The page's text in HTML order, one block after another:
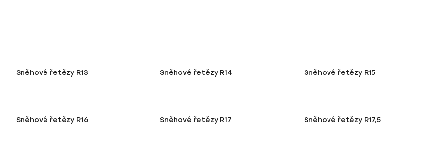
Sněhové řetězy R13 Sněhové řetězy R14 Sněhové řetězy R15
Sněhové řetězy R16 Sněhové řetězy R17 Sněhové řetězy R17,5